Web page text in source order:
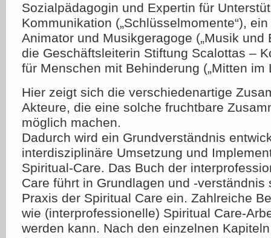
Sozialpädagogin und Expertin für
Kommunikation („Schlüsselmomente“),
Animator und Musikgeragoge („Musik und
die Geschäftsleiterin Stiftung Scalottas –
für Menschen mit Behinderung („Mitten im
Hier zeigt sich die verschiedenartige
Akteure, die eine solche fruchtbare
möglich machen.
Dadurch wird ein Grundverständnis
interdisziplinäre Umsetzung und
Spiritual-Care. Das Buch der
Care führt in Grundlagen und -verständnis
Praxis der Spiritual Care ein. Zahlreiche
wie (interprofessionelle) Spiritual Care-
werden kann. Nach den einzelnen